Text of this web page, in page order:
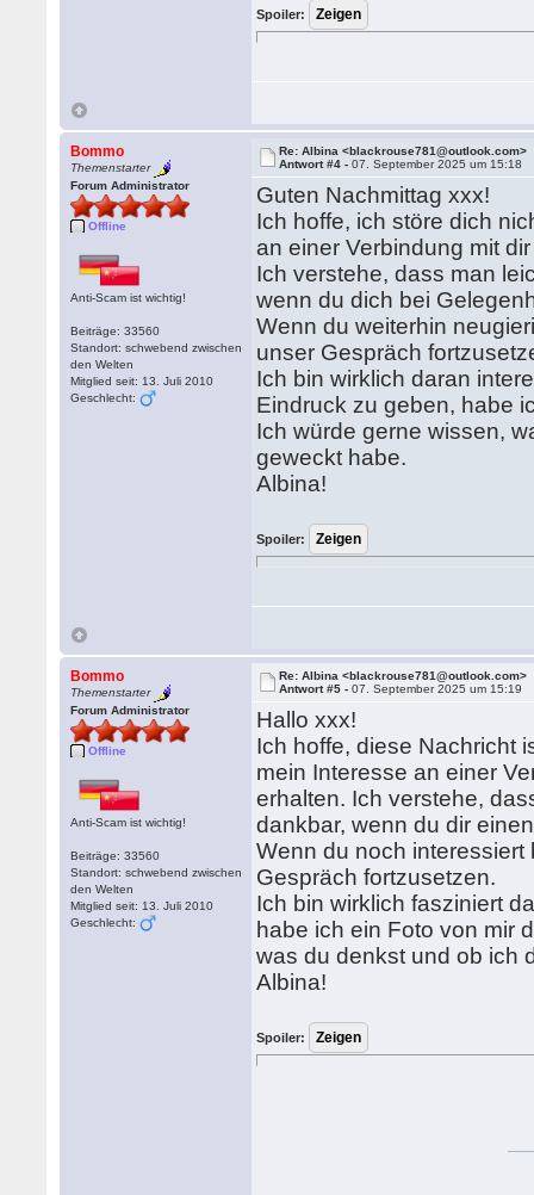
Spoiler:
Bommo
Themenstarter
Forum Administrator
Offline
Anti-Scam ist wichtig!
Beiträge: 33560
Standort: schwebend zwischen
den Welten
Mitglied seit: 13. Juli 2010
Geschlecht:
Re: Albina <blackrouse781@outlook.com>
Antwort #4 -07. September 2025 um 15:18
Guten Nachmittag xxx!
Ich hoffe, ich störe dich
an einer Verbindung mit
Ich verstehe, dass man
wenn du dich bei
Wenn du weiterhin
unser Gespräch
Ich bin wirklich daran
Eindruck zu geben, habe
Ich würde gerne wissen,
geweckt habe.
Albina!
Spoiler:
Bommo
Themenstarter
Forum Administrator
Offline
Anti-Scam ist wichtig!
Beiträge: 33560
Standort: schwebend zwischen
den Welten
Mitglied seit: 13. Juli 2010
Geschlecht:
Re: Albina <blackrouse781@outlook.com>
Antwort #5 -07. September 2025 um 15:19
Hallo xxx!
Ich hoffe, diese Nachricht
mein Interesse an einer
erhalten. Ich verstehe,
dankbar, wenn du dir
Wenn du noch
Gespräch fortzusetzen.
Ich bin wirklich fasziniert
habe ich ein Foto von mir
was du denkst und ob ich
Albina!
Spoiler: